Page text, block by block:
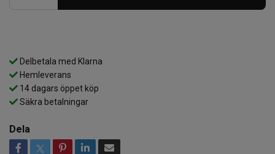
Delbetala med Klarna
Hemleverans
14 dagars öppet köp
Säkra betalningar
Dela